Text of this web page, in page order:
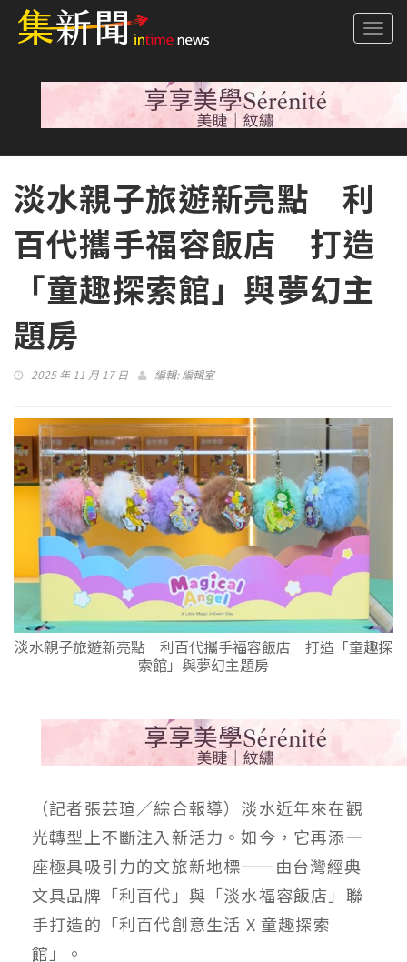
淡水親子旅遊新亮點 利
百代攜手福容飯店 打造
「童趣探索館」與夢幻主
題房
2025 年 11 月 17 日 編輯:編輯室
淡水親子旅遊新亮點 利百代攜手福容飯店 打造「童趣探
索館」與夢幻主題房
（記者張芸瑄／綜合報導）淡水近年來在觀
光轉型上不斷注入新活力。如今，它再添一
座極具吸引力的文旅新地標——由台灣經典
文具品牌「利百代」與「淡水福容飯店」聯
手打造的「利百代創意生活 X 童趣探索
館」。